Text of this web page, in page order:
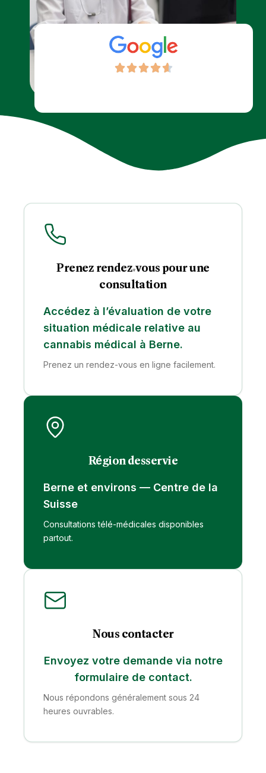
Prenez rendez-vous pour une
consultation
Accédez à l’évaluation de votre
situation médicale relative au
cannabis médical à Berne.
Prenez un rendez-vous en ligne facilement.
Région desservie
Berne et environs — Centre de la
Suisse
Consultations télé-médicales disponibles
partout.
Nous contacter
Envoyez votre demande via notre
formulaire de contact.
Nous répondons généralement sous 24
heures ouvrables.